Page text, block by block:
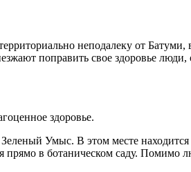
неподалеку от
поправить свое здоровье
здоровье.
Умыс. В этом месте
прямо в ботаническом саду.